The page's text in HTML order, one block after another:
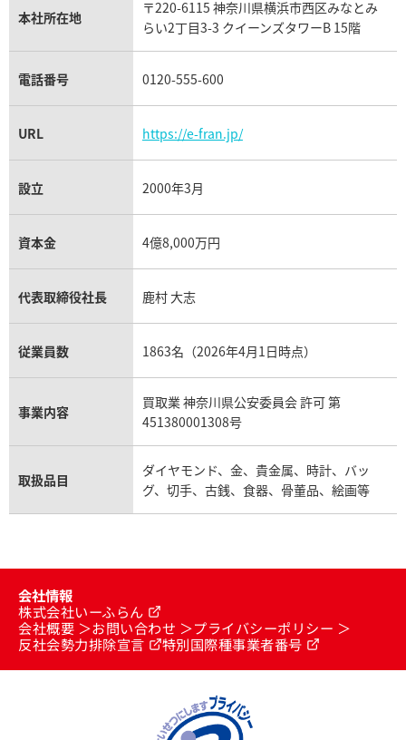
パネライ買取
チューダー（チュードル）買取
本社所在地
〒220-6115 神奈川県横浜市西区みなとみ
らい2丁目3-3 クイーンズタワーB 15階
電話番号 0120-555-600
URL https://e-fran.jp/
設立 2000年3月
資本金 4億8,000万円
代表取締役社長 鹿村 大志
従業員数 1863名（2026年4月1日時点）
事業内容
買取業 神奈川県公安委員会 許可 第
451380001308号
取扱品目
ダイヤモンド、金、貴金属、時計、バッ
グ、切手、古銭、食器、骨董品、絵画等
会社情報
株式会社いーふらん
会社概要
お問い合わせ
プライバシーポリシー
反社会勢力排除宣言
特別国際種事業者番号